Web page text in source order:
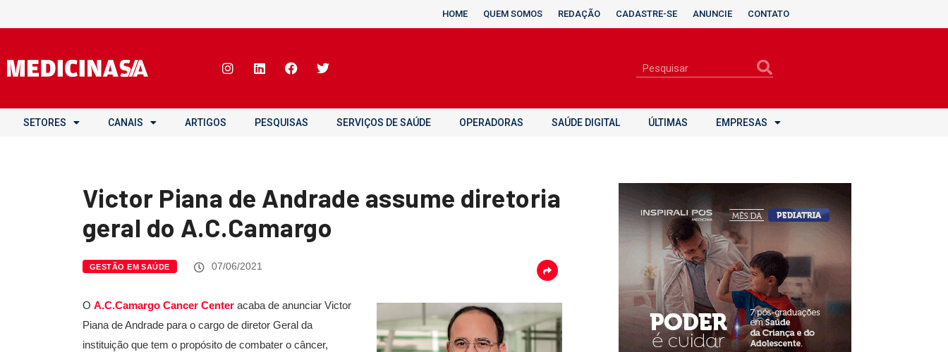
HOME QUEM SOMOS REDAÇÃO CADASTRE-SE ANUNCIE CONTATO
SETORES CANAIS ARTIGOS PESQUISAS SERVIÇOS DE SAÚDE OPERADORAS SAÚDE DIGITAL ÚLTIMAS EMPRESAS
Victor Piana de Andrade assume diretoria
geral do A.C.Camargo
GESTÃO EM SAÚDE 07/06/2021
O A.C.Camargo Cancer Center acaba de anunciar Victor
Piana de Andrade para o cargo de diretor Geral da
instituição que tem o propósito de combater o câncer,